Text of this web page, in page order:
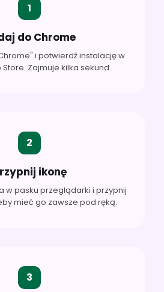
1
do Chrome
i potwierdź instalację w
Zajmuje kilka sekund.
2
ikonę
w pasku przeglądarki i przypnij
mieć go zawsze pod ręką.
3